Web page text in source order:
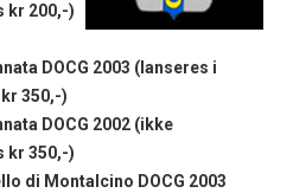
kr 200,-)
DOCG 2003 (lanseres i
350,-)
DOCG 2002 (ikke
kr 350,-)
di Montalcino DOCG 2003